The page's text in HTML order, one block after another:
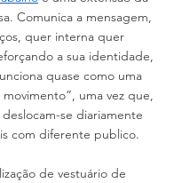
Comunica a mensagem,
quer interna quer
a sua identidade,
quase como uma
uma vez que,
se diariamente
com diferente publico.
de vestuário de